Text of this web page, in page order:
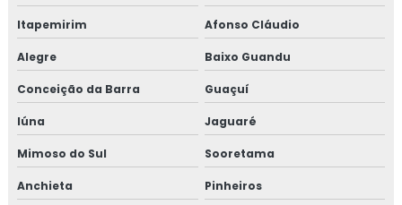
Itapemirim Afonso Cláudio
Alegre Baixo Guandu
Conceição da Barra Guaçuí
Iúna Jaguaré
Mimoso do Sul Sooretama
Anchieta Pinheiros